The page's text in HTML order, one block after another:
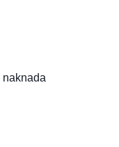
naknada